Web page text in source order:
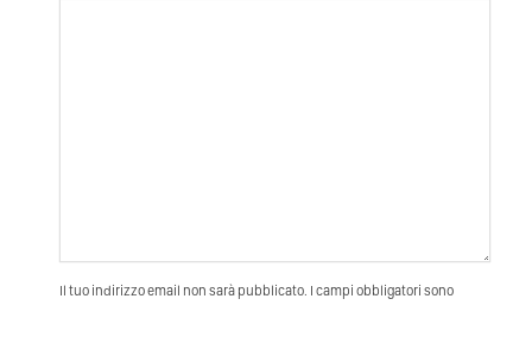
Il tuo indirizzo email non sarà pubblicato. I campi obbligatori sono